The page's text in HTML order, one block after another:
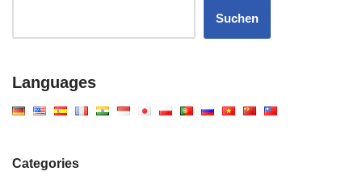
Suchen
Languages
Categories